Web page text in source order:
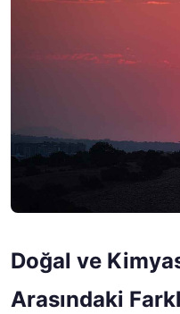
Doğal ve
Arasındaki